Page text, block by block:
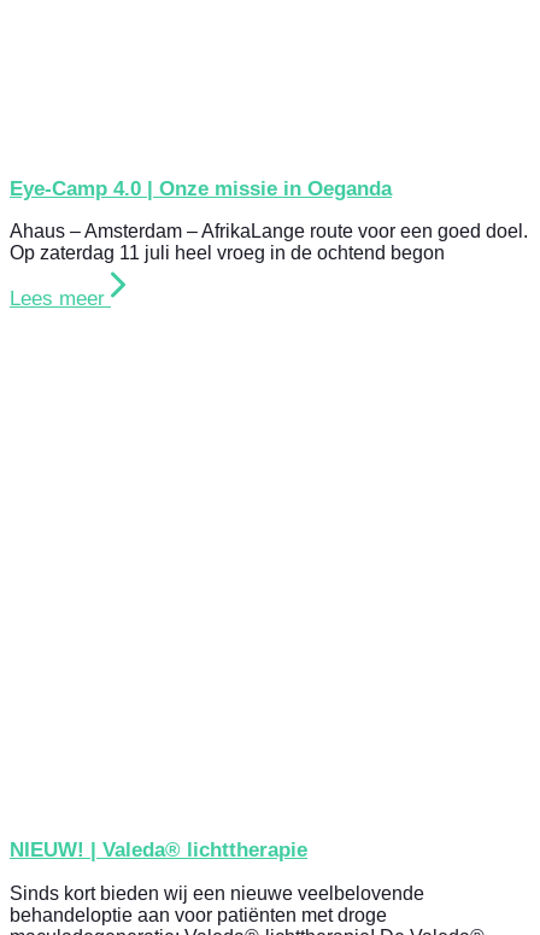
Eye-Camp 4.0 | Onze missie in Oeganda
Ahaus – Amsterdam – AfrikaLange route voor een goed doel.
Op zaterdag 11 juli heel vroeg in de ochtend begon
Lees meer
NIEUW! | Valeda® lichttherapie
Sinds kort bieden wij een nieuwe veelbelovende
behandeloptie aan voor patiënten met droge